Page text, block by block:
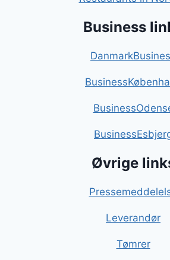
Business
Øvrige
Leverandør
Tømrer